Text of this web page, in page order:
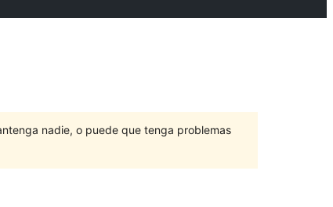
nadie, o puede que tenga problemas